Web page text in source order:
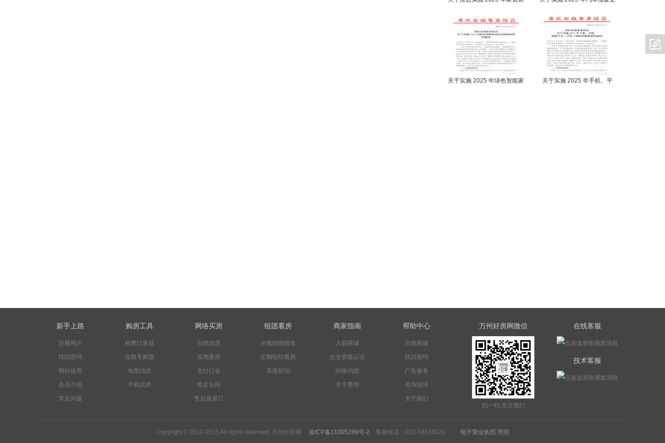
关于实施 2025 年绿色智能家
关于实施 2025 年手机、平
新手上路
注册用户
找回密码
网站使用
会员介绍
常见问题
购房工具
税费计算器
在线专家团
地图找房
手机找房
网络买房
在线选房
实地看房
支付订金
签定合同
售后及退订
组团看房
在线组团报名
定期组织看房
享受折扣
商家指南
入驻商城
企业资格认证
特殊功能
关于费用
帮助中心
在线客服
找回密码
广告服务
咨询投诉
关于我们
万州好房网微信
扫一扫,关注我们
在线客服
技术客服
Copyright © 2010-2015 All rights reserved. 万州好房网 渝ICP备11005289号-2 客服电话：023-58626020 电子营业执照 亮照